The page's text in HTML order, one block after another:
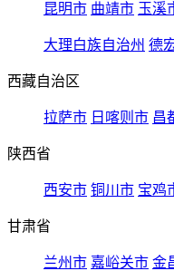
昆明市 曲靖市 玉溪
大理白族自治州 德
西藏自治区
拉萨市 日喀则市 昌
陕西省
西安市 铜川市 宝鸡
甘肃省
兰州市 嘉峪关市 金